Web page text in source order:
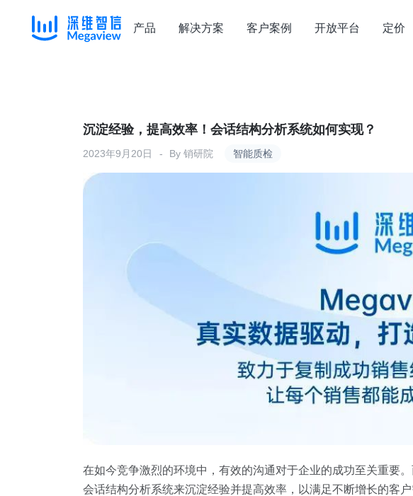
产品 解决方案 客户案例 开放平台 定价
智能质检
沉淀经验，提高效率！会话结构分析系统如何实现？
2023年9月20日 By 销研院
在如今竞争激烈的环境中，有效的沟通对于企业的成功至关重要
会话结构分析系统来沉淀经验并提高效率，以满足不断增长的客户